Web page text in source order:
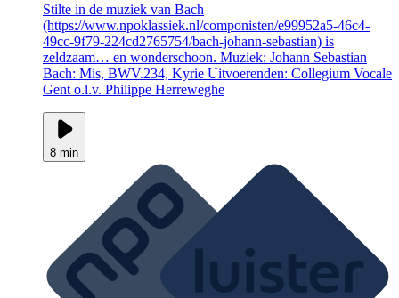
Stilte in de muziek van Bach
(https://www.npoklassiek.nl/componisten/e99952a5-46c4-
49cc-9f79-224cd2765754/bach-johann-sebastian) is
zeldzaam… en wonderschoon. Muziek: Johann Sebastian
Bach: Mis, BWV.234, Kyrie Uitvoerenden: Collegium Vocale
Gent o.l.v. Philippe Herreweghe
8 min